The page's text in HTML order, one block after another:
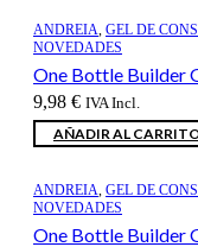
43,68 €.36,06
ANDREIA, GEL DE
NOVEDADES
One Bottle Builder
9,98 € IVA Incl.
AÑADIR AL
ANDREIA, GEL DE
NOVEDADES
One Bottle Builder